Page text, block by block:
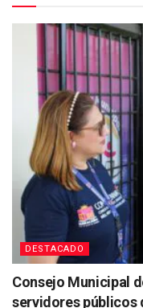
DESTACADO
Consejo Municipal
servidores públicos